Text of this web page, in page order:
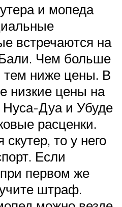
и мопеда
встречаются на
Чем больше
тем ниже цены. В
низкие цены на
Нуса-Дуа и Убуде
расценки.
скутер, то у него
Если
первом же
штраф.